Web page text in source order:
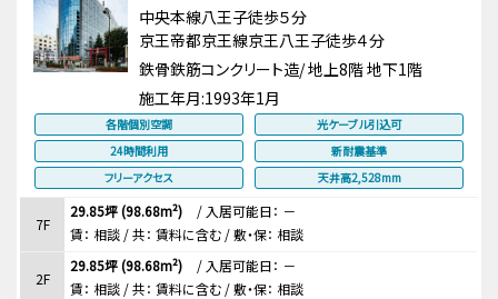
中央本線八王子徒歩５分
京王帝都京王線京王八王子徒歩４分
鉄骨鉄筋コンクリート造/ 地上8階 地下1階
施工年月:1993年1月
各階個別空調
光ケーブル引込可
24時間利用
新耐震基準
フリーアクセス
天井高2,528mm
7F
29.85坪 (98.68m²) / 入居可能日： －
賃： 相談 / 共： 賃料に含む / 敷・保： 相談
2F
29.85坪 (98.68m²) / 入居可能日： －
賃： 相談 / 共： 賃料に含む / 敷・保： 相談